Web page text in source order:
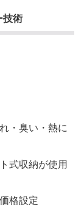
技術
・臭い・熱に
式収納が使用
格設定